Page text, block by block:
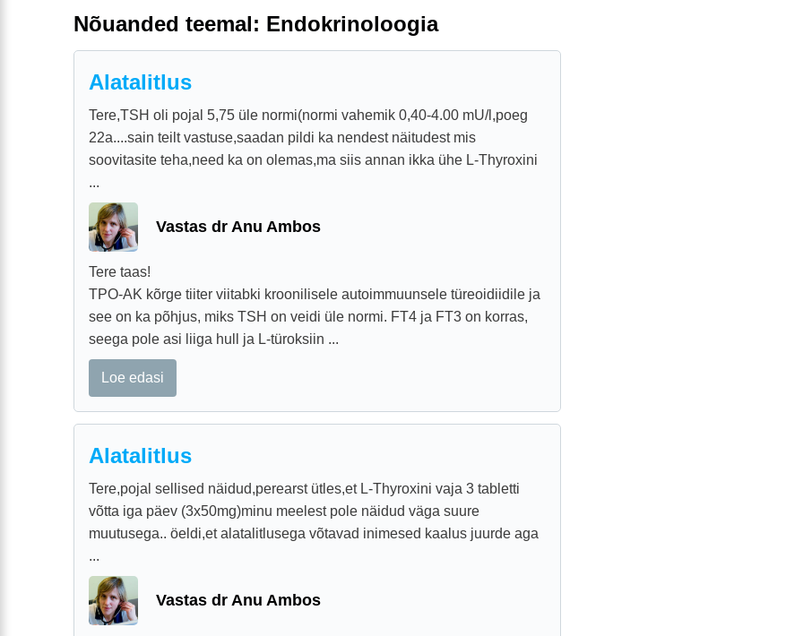
Nõuanded teemal: Endokrinoloogia
Alatalitlus
Tere,TSH oli pojal 5,75 üle normi(normi vahemik 0,40-4.00 mU/l,poeg
22a....sain teilt vastuse,saadan pildi ka nendest näitudest mis
soovitasite teha,need ka on olemas,ma siis annan ikka ühe L-Thyroxini
...
Vastas dr Anu Ambos
Tere taas!
TPO-AK kõrge tiiter viitabki kroonilisele autoimmuunsele türeoidiidile ja
see on ka põhjus, miks TSH on veidi üle normi. FT4 ja FT3 on korras,
seega pole asi liiga hull ja L-türoksiin ...
Loe edasi
Alatalitlus
Tere,pojal sellised näidud,perearst ütles,et L-Thyroxini vaja 3 tabletti
võtta iga päev (3x50mg)minu meelest pole näidud väga suure
muutusega.. öeldi,et alatalitlusega võtavad inimesed kaalus juurde aga
...
Vastas dr Anu Ambos